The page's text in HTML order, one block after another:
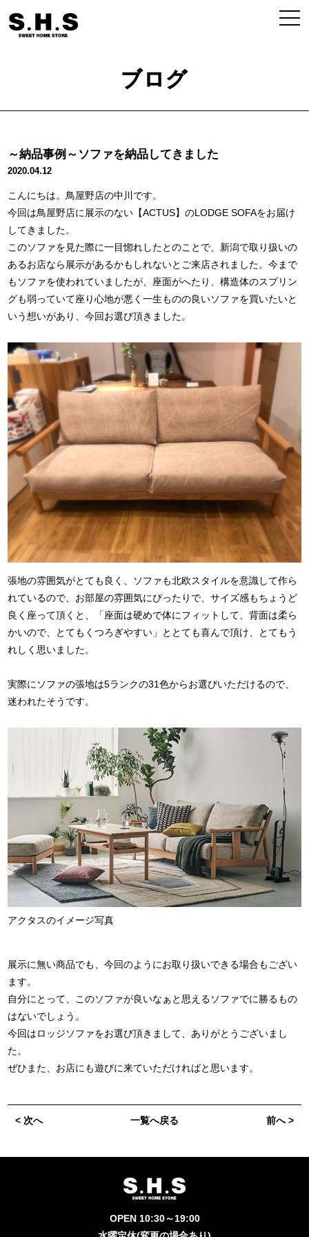
ブログ
～納品事例～ソファを納品してきました
2020.04.12
こんにちは。鳥屋野店の中川です。
今回は鳥屋野店に展示のない【ACTUS】のLODGE SOFAをお届け
してきました。
このソファを見た際に一目惚れしたとのことで、新潟で取り扱いの
あるお店なら展示があるかもしれないとご来店されました。今まで
もソファを使われていましたが、座面がへたり、構造体のスプリン
グも弱っていて座り心地が悪く一生ものの良いソファを買いたいと
いう想いがあり、今回お選び頂きました。
張地の雰囲気がとても良く、ソファも北欧スタイルを意識して作ら
れているので、お部屋の雰囲気にぴったりで、サイズ感もちょうど
良く座って頂くと、「座面は硬めで体にフィットして、背面は柔ら
かいので、とてもくつろぎやすい」ととても喜んで頂け、とてもう
れしく思いました。
実際にソファの張地は5ランクの31色からお選びいただけるので、
迷われたそうです。
アクタスのイメージ写真
展示に無い商品でも、今回のようにお取り扱いできる場合もござい
ます。
自分にとって、このソファが良いなぁと思えるソファでに勝るもの
はないでしょう。
今回はロッジソファをお選び頂きまして、ありがとうございまし
た。
ぜひまた、お店にも遊びに来ていただければと思います。
< 次へ 前へ >
一覧へ戻る
OPEN 10:30～19:00